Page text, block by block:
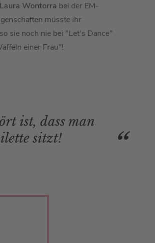
Laura Wontorra bei der EM-
müsste ihr
sie noch nie bei "Let's Dance"
einer Frau"!
ist, dass man
sitzt!